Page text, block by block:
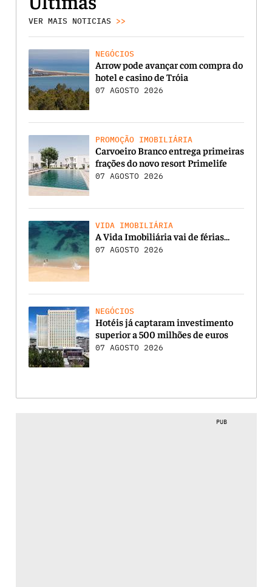
VER MAIS NOTICIAS >>
NEGÓCIOS
Arrow pode avançar com compra do
hotel e casino de Tróia
07 AGOSTO 2026
PROMOÇÃO IMOBILIÁRIA
Carvoeiro Branco entrega primeiras
frações do novo resort Primelife
07 AGOSTO 2026
VIDA IMOBILIÁRIA
A Vida Imobiliária vai de férias…
07 AGOSTO 2026
NEGÓCIOS
Hotéis já captaram investimento
superior a 500 milhões de euros
07 AGOSTO 2026
PUB